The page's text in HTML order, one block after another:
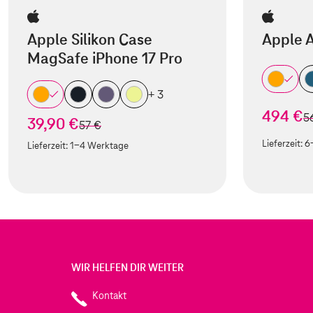
Apple Silikon Case
MagSafe iPhone 17 Pro
+ 3
39,90 €statt
57 €
Lieferzeit:1-4 Werktage
Apple
494 €
Lieferzeit:
WIR HELFEN DIR WEITER
Kontakt